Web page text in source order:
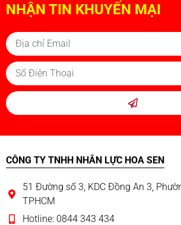
NHẬN TIN KHUYẾN MẠI
CÔNG TY TNHH NHÂN LỰC HOA SEN
51 Đường số 3, KDC Đồng An 3,
TPHCM
Hotline: 0844 343 434